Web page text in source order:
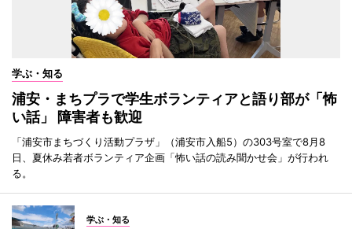
学ぶ・知る
浦安・まちプラで学生ボランティアと語り部が「怖
い話」 障害者も歓迎
「浦安市まちづくり活動プラザ」（浦安市入船5）の303号室で8月8
日、夏休み若者ボランティア企画「怖い話の読み聞かせ会」が行われ
る。
学ぶ・知る